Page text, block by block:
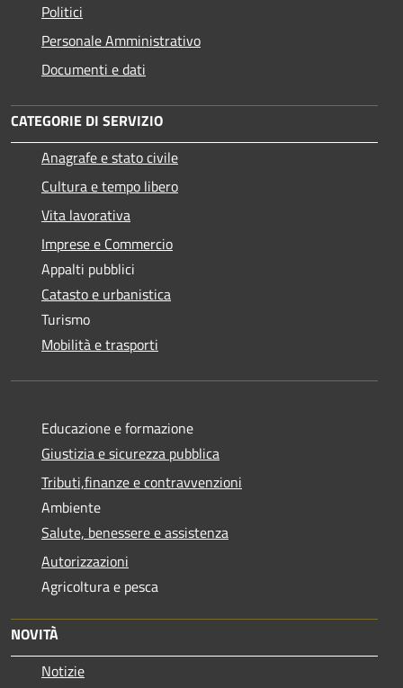
Politici
Personale Amministrativo
Documenti e dati
CATEGORIE DI SERVIZIO
Anagrafe e stato civile
Cultura e tempo libero
Vita lavorativa
Imprese e Commercio
Appalti pubblici
Catasto e urbanistica
Turismo
Mobilità e trasporti
Educazione e formazione
Giustizia e sicurezza pubblica
Tributi,finanze e contravvenzioni
Ambiente
Salute, benessere e assistenza
Autorizzazioni
Agricoltura e pesca
NOVITÀ
Notizie